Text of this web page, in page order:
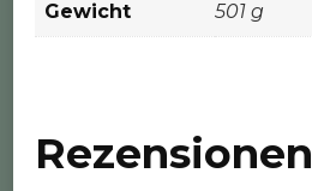
Gewicht 501 g
Rezensionen